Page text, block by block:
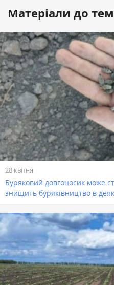
Матеріали до
28 квітня
Буряковий довгоносик може
знищить буряківництво в